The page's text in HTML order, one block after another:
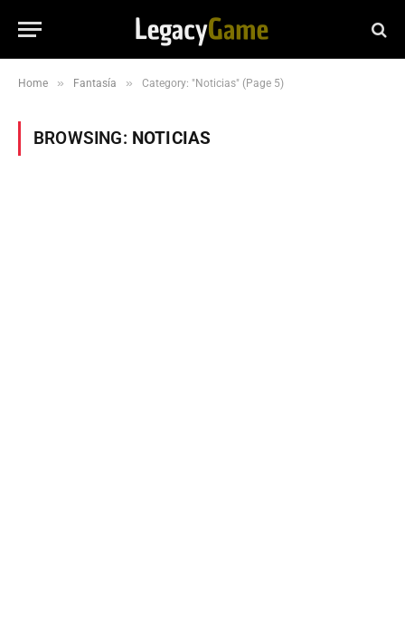
Home » Fantasía » Category: "Noticias" (Page 5)
BROWSING: NOTICIAS